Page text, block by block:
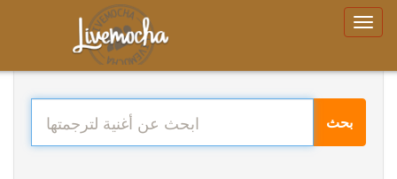
بحث